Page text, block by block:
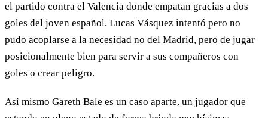
el partido contra el Valencia donde empatan gracias a dos
goles del joven español. Lucas Vásquez intentó pero no
pudo acoplarse a la necesidad no del Madrid, pero de jugar
posicionalmente bien para servir a sus compañeros con
goles o crear peligro.
Así mismo Gareth Bale es un caso aparte, un jugador que